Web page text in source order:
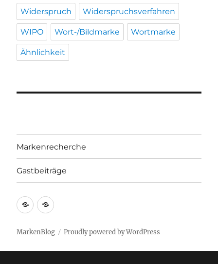
Widerspruch Widerspruchsverfahren
WIPO Wort-/Bildmarke Wortmarke
Ähnlichkeit
Markenrecherche
Gastbeiträge
Markenrecherche
Gastbeiträge
MarkenBlog Proudly powered by WordPress